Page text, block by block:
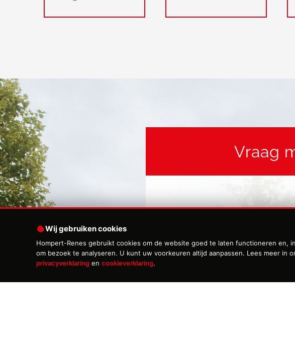
Vraag
Wij gebruiken cookies
Hompert-Renes gebruikt cookies om de website goed te laten functioneren en,
om bezoek te analyseren. U kunt uw voorkeuren altijd aanpassen. Lees meer in
privacyverklaring en cookieverklaring.